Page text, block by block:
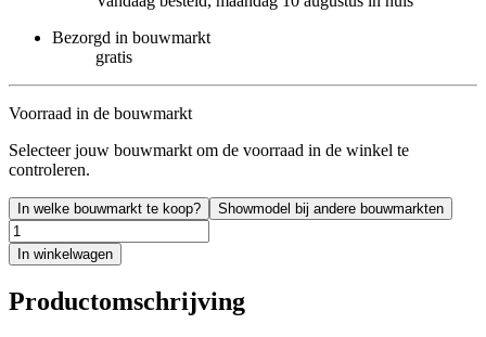
Bezorgd in bouwmarkt
gratis
Voorraad in de bouwmarkt
Selecteer jouw bouwmarkt om de voorraad in de winkel te
controleren.
In welke bouwmarkt te koop? Showmodel bij andere bouwmarkten
In winkelwagen
Productomschrijving